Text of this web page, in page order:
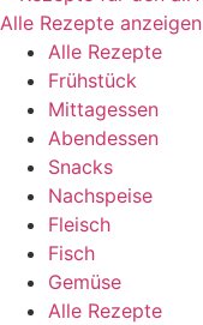
Alle Rezepte anzeigen
Alle Rezepte
Frühstück
Mittagessen
Abendessen
Snacks
Nachspeise
Fleisch
Fisch
Gemüse
Alle Rezepte